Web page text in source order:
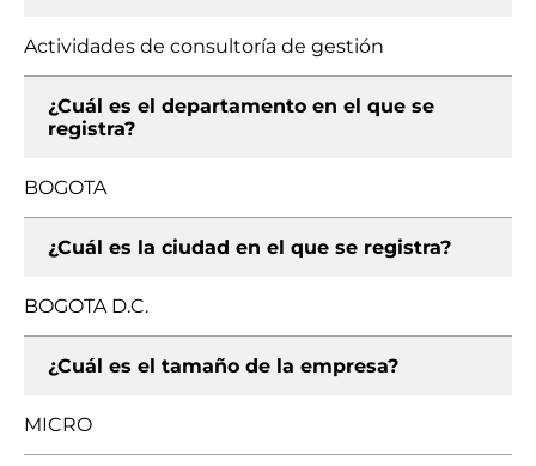
Actividades de consultoría de gestión
¿Cuál es el departamento en el que se
registra?
BOGOTA
¿Cuál es la ciudad en el que se registra?
BOGOTA D.C.
¿Cuál es el tamaño de la empresa?
MICRO